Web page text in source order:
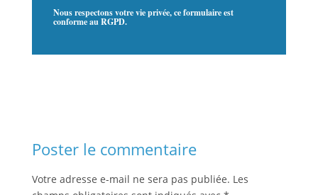
Nous respectons votre vie privée, ce formulaire est
conforme au RGPD.
Poster le commentaire
Votre adresse e-mail ne sera pas publiée. Les